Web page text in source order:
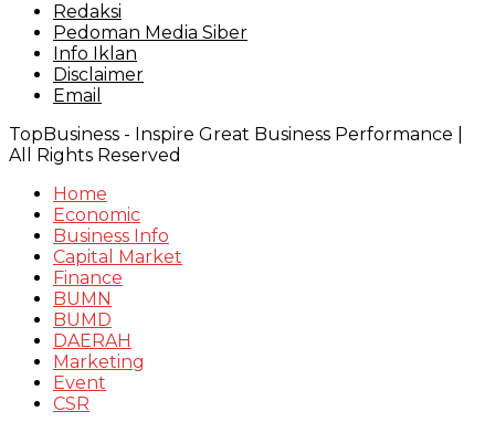
Redaksi
Pedoman Media Siber
Info Iklan
Disclaimer
Email
TopBusiness - Inspire Great Business Performance |
All Rights Reserved
Home
Economic
Business Info
Capital Market
Finance
BUMN
BUMD
DAERAH
Marketing
Event
CSR